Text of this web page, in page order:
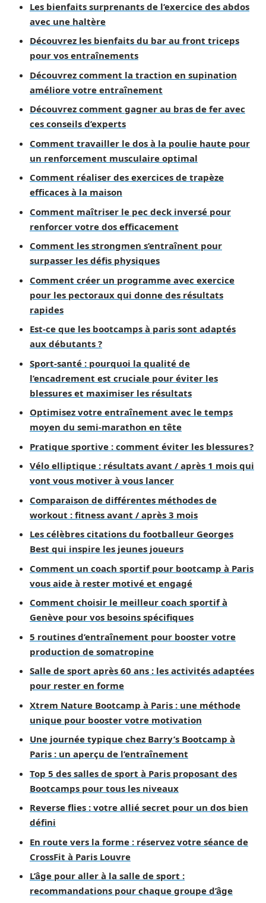
Les bienfaits surprenants de l’exercice des abdos
avec une haltère
Découvrez les bienfaits du bar au front triceps
pour vos entraînements
Découvrez comment la traction en supination
améliore votre entraînement
Découvrez comment gagner au bras de fer avec
ces conseils d’experts
Comment travailler le dos à la poulie haute pour
un renforcement musculaire optimal
Comment réaliser des exercices de trapèze
efficaces à la maison
Comment maîtriser le pec deck inversé pour
renforcer votre dos efficacement
Comment les strongmen s’entraînent pour
surpasser les défis physiques
Comment créer un programme avec exercice
pour les pectoraux qui donne des résultats
rapides
Est-ce que les bootcamps à paris sont adaptés
aux débutants ?
Sport-santé : pourquoi la qualité de
l’encadrement est cruciale pour éviter les
blessures et maximiser les résultats
Optimisez votre entraînement avec le temps
moyen du semi-marathon en tête
Pratique sportive : comment éviter les blessures ?
Vélo elliptique : résultats avant / après 1 mois qui
vont vous motiver à vous lancer
Comparaison de différentes méthodes de
workout : fitness avant / après 3 mois
Les célèbres citations du footballeur Georges
Best qui inspire les jeunes joueurs
Comment un coach sportif pour bootcamp à Paris
vous aide à rester motivé et engagé
Comment choisir le meilleur coach sportif à
Genève pour vos besoins spécifiques
5 routines d’entraînement pour booster votre
production de somatropine
Salle de sport après 60 ans : les activités adaptées
pour rester en forme
Xtrem Nature Bootcamp à Paris : une méthode
unique pour booster votre motivation
Une journée typique chez Barry’s Bootcamp à
Paris : un aperçu de l’entraînement
Top 5 des salles de sport à Paris proposant des
Bootcamps pour tous les niveaux
Reverse flies : votre allié secret pour un dos bien
défini
En route vers la forme : réservez votre séance de
CrossFit à Paris Louvre
L’âge pour aller à la salle de sport :
recommandations pour chaque groupe d’âge